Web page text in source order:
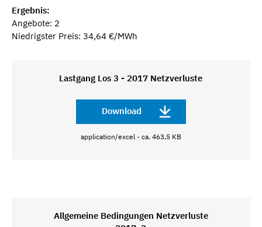
Ergebnis:
Angebote: 2
Niedrigster Preis: 34,64 €/MWh
Lastgang Los 3 - 2017 Netzverluste
Download
application/excel - ca. 463,5 KB
Allgemeine Bedingungen Netzverluste